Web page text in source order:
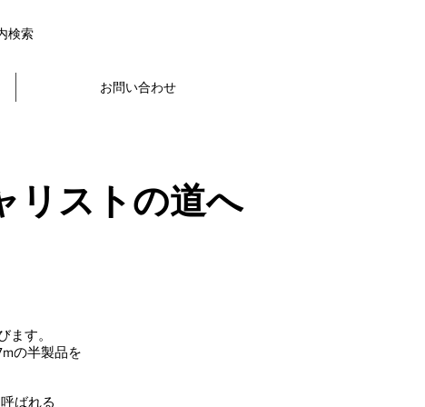
検索
お問い合わせ
リストの道へ
ます。
の半製品を
ばれる